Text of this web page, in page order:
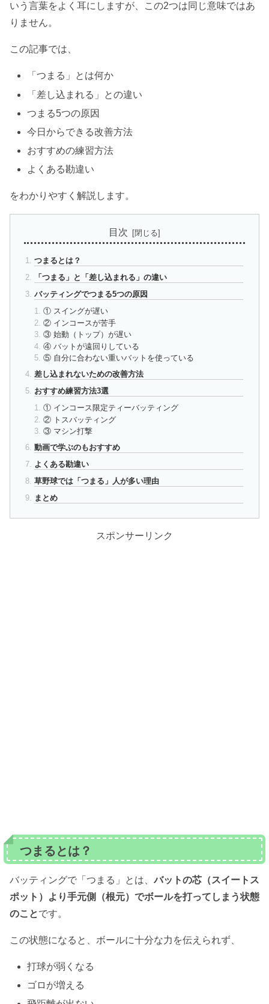
いう言葉をよく耳にしますが、この2つは同じ意味ではあ
りません。
この記事では、
「つまる」とは何か
「差し込まれる」との違い
つまる5つの原因
今日からできる改善方法
おすすめの練習方法
よくある勘違い
をわかりやすく解説します。
目次
つまるとは？
「つまる」と「差し込まれる」の違い
バッティングでつまる5つの原因
① スイングが遅い
② インコースが苦手
③ 始動（トップ）が遅い
④ バットが遠回りしている
⑤ 自分に合わない重いバットを使っている
差し込まれないための改善方法
おすすめ練習方法3選
① インコース限定ティーバッティング
② トスバッティング
③ マシン打撃
動画で学ぶのもおすすめ
よくある勘違い
草野球では「つまる」人が多い理由
まとめ
スポンサーリンク
つまるとは？
バッティングで「つまる」とは、バットの芯（スイートス
ポット）より手元側（根元）でボールを打ってしまう状態
のことです。
この状態になると、ボールに十分な力を伝えられず、
打球が弱くなる
ゴロが増える